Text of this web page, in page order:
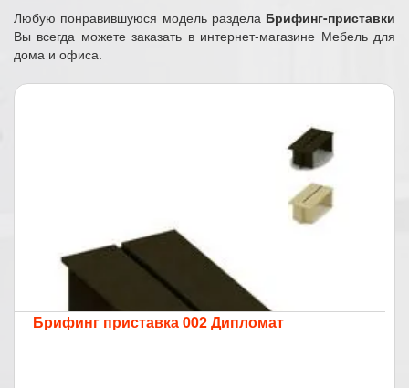
Любую понравившуюся модель раздела Брифинг-приставки
Вы всегда можете заказать в интернет-магазине Мебель для
дома и офиса.
Брифинг приставка 002 Дипломат